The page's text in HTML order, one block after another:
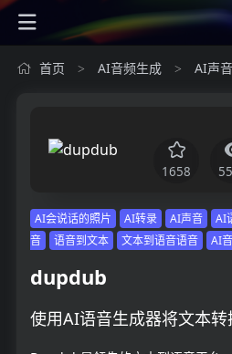
首页 > AI音频生成 > AI声
1658
AI会说话的照片 AI转录 AI声音 AI
音
语音到文本 文本到语音语音 AI
dupdub
使用AI语音生成器将文本